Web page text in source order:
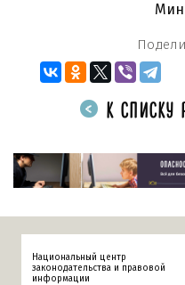
К СПИСКУ
Национальный центр
законодательства и правовой
информации